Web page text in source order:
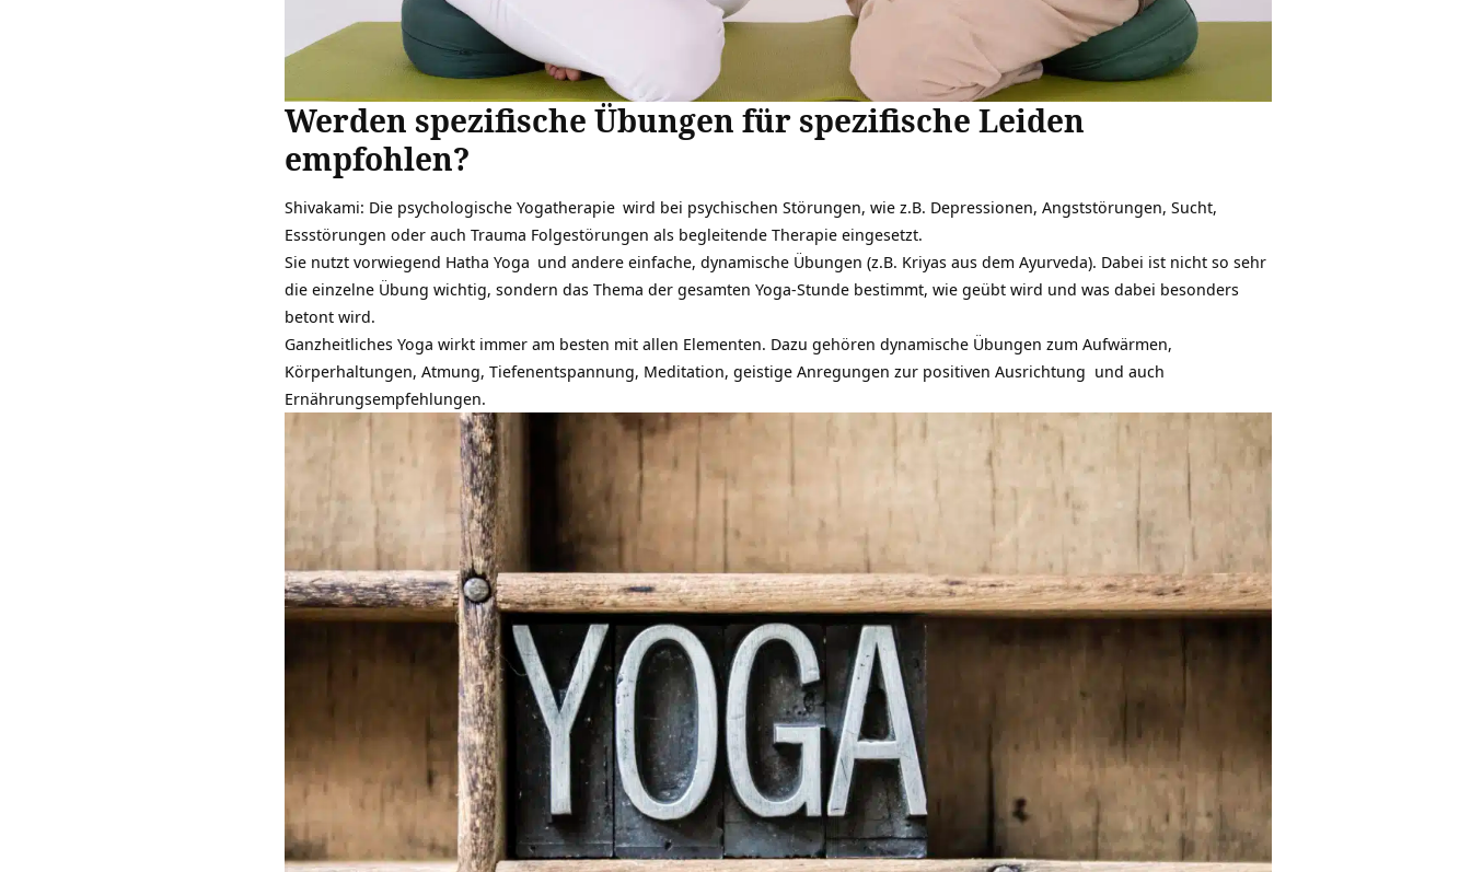
Werden spezifische Übungen für spezifische Leiden
empfohlen?
Shivakami: Die psychologische Yogatherapie wird bei psychischen Störungen, wie z.B. Depressionen, Angststörungen, Sucht,
Essstörungen oder auch Trauma Folgestörungen als begleitende Therapie eingesetzt.
Sie nutzt vorwiegend Hatha Yoga und andere einfache, dynamische Übungen (z.B. Kriyas aus dem Ayurveda). Dabei ist nicht so sehr
die einzelne Übung wichtig, sondern das Thema der gesamten Yoga-Stunde bestimmt, wie geübt wird und was dabei besonders
betont wird.
Ganzheitliches Yoga wirkt immer am besten mit allen Elementen. Dazu gehören dynamische Übungen zum Aufwärmen,
Körperhaltungen, Atmung, Tiefenentspannung, Meditation, geistige Anregungen zur positiven Ausrichtung und auch
Ernährungsempfehlungen.